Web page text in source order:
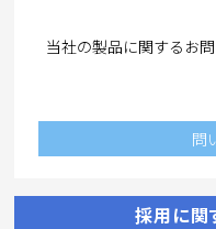
当社の製品に関するお
問
採用に関